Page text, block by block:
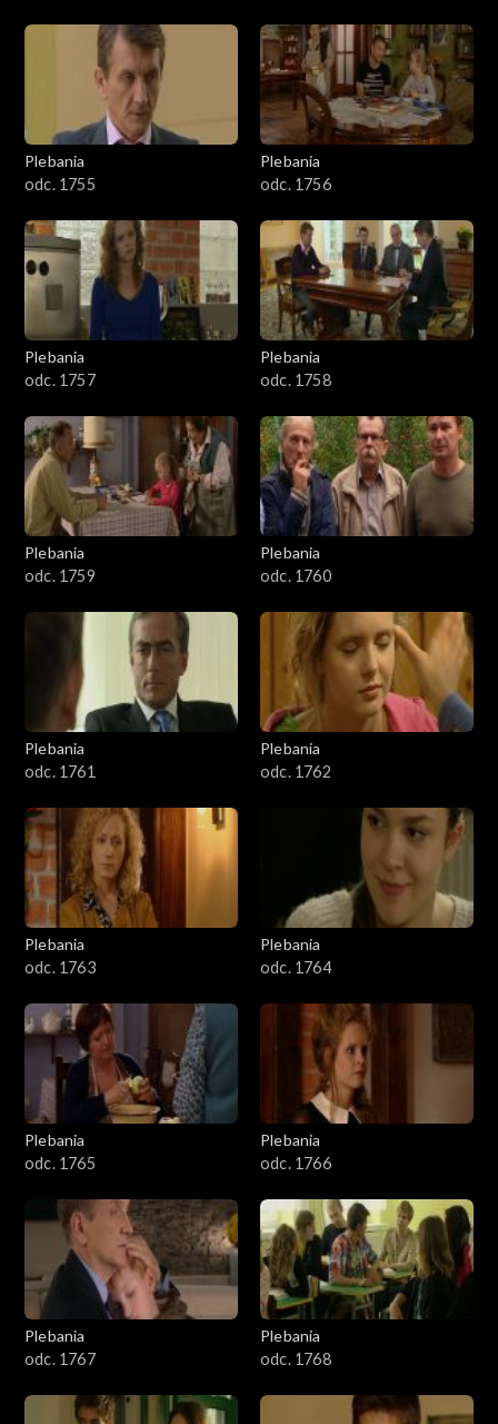
Plebania
odc. 1755
Plebania
odc. 1756
Plebania
odc. 1757
Plebania
odc. 1758
Plebania
odc. 1759
Plebania
odc. 1760
Plebania
odc. 1761
Plebania
odc. 1762
Plebania
odc. 1763
Plebania
odc. 1764
Plebania
odc. 1765
Plebania
odc. 1766
Plebania
odc. 1767
Plebania
odc. 1768